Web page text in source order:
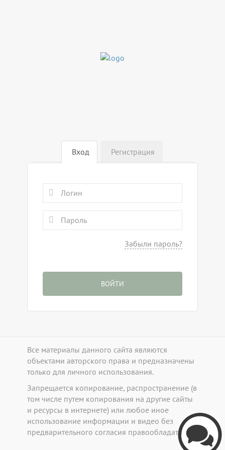
Вход Регистрация
Забыли пароль?
ВОЙТИ
Все материалы данного сайта являются
объектами авторского права и предназначены
только для личного использования.
Запрещается копирование, распространение (в
том числе путем копирования на другие сайты
и ресурсы в интернете) или любое иное
использование информации и видео без
предварительного согласия правообладателя.
Callpy
b